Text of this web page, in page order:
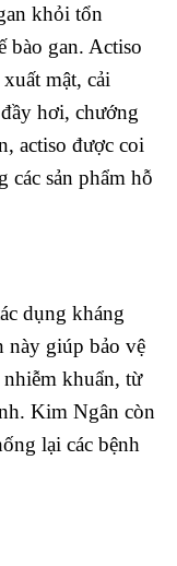
khỏi tổn
bào gan. Actiso
mật, cải
hơi, chướng
actiso được coi
các sản phẩm hỗ
dụng kháng
này giúp bảo vệ
nhiễm khuẩn, từ
Kim Ngân còn
lại các bệnh